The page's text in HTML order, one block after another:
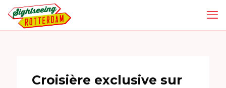
Croisière exclusive sur